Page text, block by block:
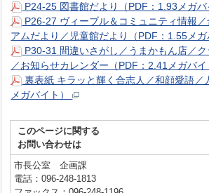
P24-25 図書館だより（PDF：1.93メガ
P26-27 ヴィーブル＆コミュニティ情報
アムだより／児童館だより（PDF：1.55メ
P30-31 間違いさがし／うまかもん店／
／お知らせカレンダー（PDF：2.41メガバ
裏表紙 キラッと輝く合志人／和顔愛語／
メガバイト）
このページに関する
お問い合わせは
市長公室 企画課
電話：096-248-1813